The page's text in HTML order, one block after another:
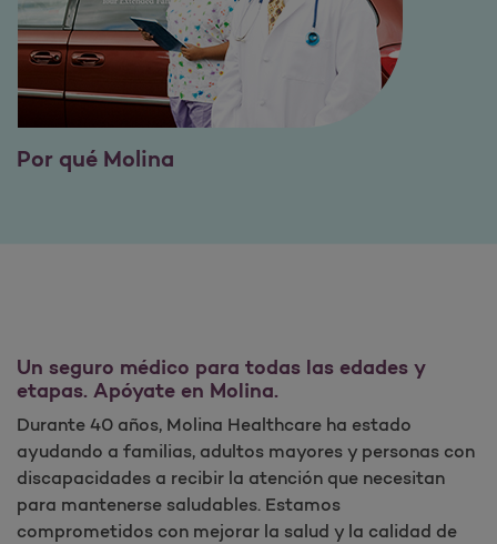
Por qué Molina
Un seguro médico para todas las edades y
etapas. Apóyate en Molina.
Durante 40 años, Molina Healthcare ha estado
ayudando a familias, adultos mayores y personas con
discapacidades a recibir la atención que necesitan
para mantenerse saludables. Estamos
comprometidos con mejorar la salud y la calidad de